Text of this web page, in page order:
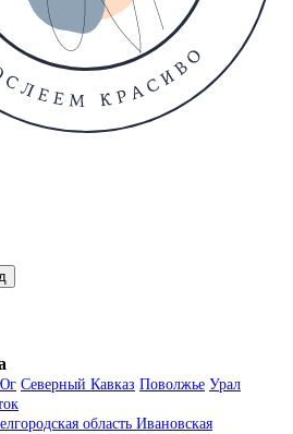
Северный Кавказ Поволжье Урал
область Ивановская